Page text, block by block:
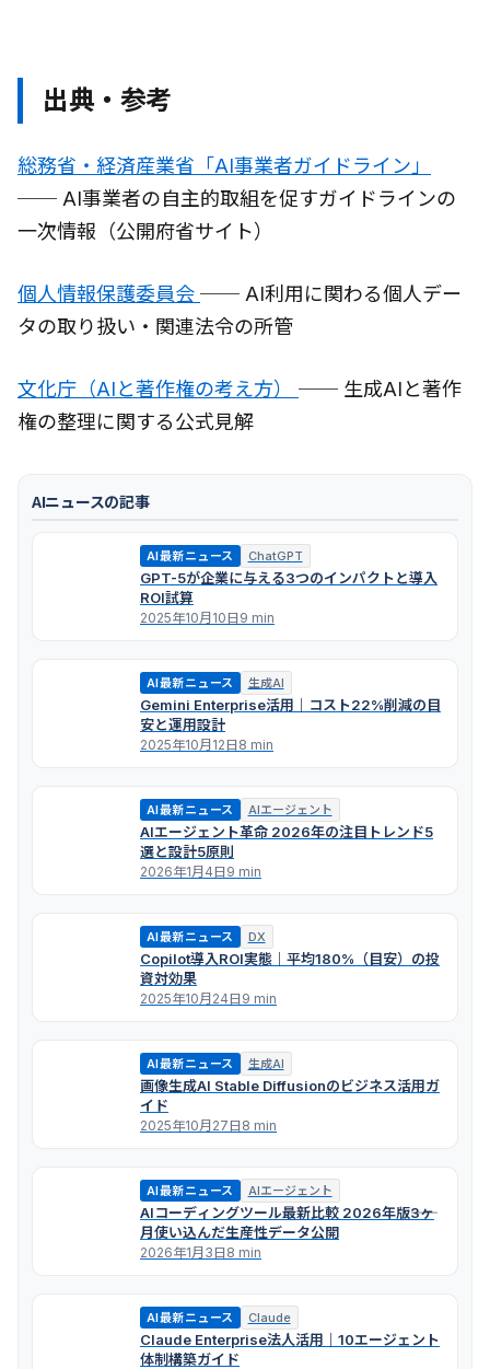
出典・参考
総務省・経済産業省「AI事業者ガイドライン」
── AI事業者の自主的取組を促すガイドラインの
一次情報（公開府省サイト）
個人情報保護委員会 ── AI利用に関わる個人デー
タの取り扱い・関連法令の所管
文化庁（AIと著作権の考え方） ── 生成AIと著作
権の整理に関する公式見解
AIニュースの記事
AI最新ニュース ChatGPT
GPT-5が企業に与える3つのインパクトと導入
ROI試算
2025年10月10日9 min
AI最新ニュース 生成AI
Gemini Enterprise活用｜コスト22%削減の目
安と運用設計
2025年10月12日8 min
AI最新ニュース AIエージェント
AIエージェント革命 2026年の注目トレンド5
選と設計5原則
2026年1月4日9 min
AI最新ニュース DX
Copilot導入ROI実態｜平均180%（目安）の投
資対効果
2025年10月24日9 min
AI最新ニュース 生成AI
画像生成AI Stable Diffusionのビジネス活用ガ
イド
2025年10月27日8 min
AI最新ニュース AIエージェント
AIコーディングツール最新比較 2026年版――3ヶ
月使い込んだ生産性データ公開
2026年1月3日8 min
AI最新ニュース Claude
Claude Enterprise法人活用｜10エージェント
体制構築ガイド